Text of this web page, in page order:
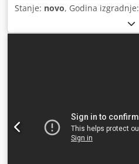
Stanje: novo, Godina izgradnje: